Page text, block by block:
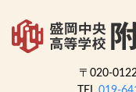
〒020-